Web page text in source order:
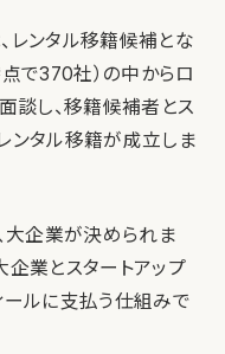
レンタル移籍候補とな
で370社）の中からロ
談し、移籍候補者とス
ンタル移籍が成立しま
大企業が決められま
業とスタートアップ
ルに支払う仕組みで